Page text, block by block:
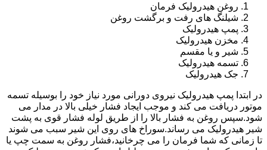
روغن هیدرولیک فرمان
شیلنگ های رفت و برگشت روغن
پمپ هیدرولیک
مخزن هیدرولیک
شیر و یا مقسم
تسمه هیدرولیک
جک هیدرولیک
در ابتدا پمپ هیدرولیک نیروی دورانی مورد نیاز خود را بوسیله تسمه
موتور دریافت می کند و موجب ایجاد فشار خیلی بالا در مدار می
شود.سپس روغن به فشار بالا را از طریق لوله فشار قوی به پشت
شیر هیدرولیک می رساند.سوراخ های روی این شیر سبب می شوند
تا زمانی که شما فرمان را می چرخانید،فشار روغن به سمت چپ یا